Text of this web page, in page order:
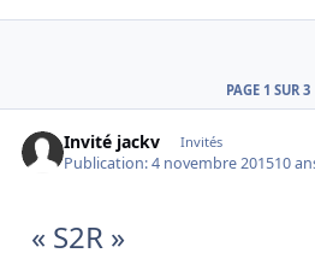
PAGE 1 SUR 3
Invité jackv Invités
Publication:4 novembre 201510
« S2R »